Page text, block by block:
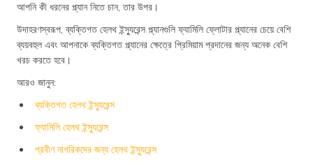
আপনি কী ধরনের প্ল্যান নিতে চান, তার উপর।
উদাহরণস্বরূপ, ব্যক্তিগত হেলথ ইন্স্যুরেন্স প্ল্যানগুলি ফ্যামিলি ফ্লোটার প্ল্যানের চেয়ে বেশি
ব্যয়বহুল এবং আপনাকে ব্যক্তিগত প্ল্যানের ক্ষেত্রে প্রিমিয়াম প্রদানের জন্য অনেক বেশি
খরচ করতে হবে।
আরও জানুন:
ব্যক্তিগত হেলথ ইন্স্যুরেন্স
ফ্যামিলি হেলথ ইন্স্যুরেন্স
প্রবীণ নাগরিকদের জন্য হেলথ ইন্স্যুরেন্স